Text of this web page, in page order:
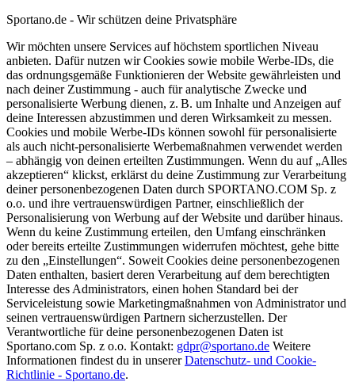
Sportano.de - Wir schützen deine Privatsphäre
Wir möchten unsere Services auf höchstem sportlichen Niveau
anbieten. Dafür nutzen wir Cookies sowie mobile Werbe-IDs, die
das ordnungsgemäße Funktionieren der Website gewährleisten und
nach deiner Zustimmung - auch für analytische Zwecke und
personalisierte Werbung dienen, z. B. um Inhalte und Anzeigen auf
deine Interessen abzustimmen und deren Wirksamkeit zu messen.
Cookies und mobile Werbe-IDs können sowohl für personalisierte
als auch nicht-personalisierte Werbemaßnahmen verwendet werden
– abhängig von deinen erteilten Zustimmungen. Wenn du auf „Alles
akzeptieren“ klickst, erklärst du deine Zustimmung zur Verarbeitung
deiner personenbezogenen Daten durch SPORTANO.COM Sp. z
o.o. und ihre vertrauenswürdigen Partner, einschließlich der
Personalisierung von Werbung auf der Website und darüber hinaus.
Wenn du keine Zustimmung erteilen, den Umfang einschränken
oder bereits erteilte Zustimmungen widerrufen möchtest, gehe bitte
zu den „Einstellungen“. Soweit Cookies deine personenbezogenen
Daten enthalten, basiert deren Verarbeitung auf dem berechtigten
Interesse des Administrators, einen hohen Standard bei der
Serviceleistung sowie Marketingmaßnahmen von Administrator und
seinen vertrauenswürdigen Partnern sicherzustellen. Der
Verantwortliche für deine personenbezogenen Daten ist
Sportano.com Sp. z o.o. Kontakt: gdpr@sportano.de Weitere
Informationen findest du in unsererDatenschutz- und Cookie-
Richtlinie - Sportano.de.